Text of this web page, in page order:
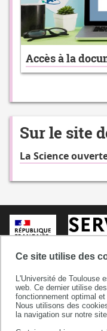
Ce site utilise des
L'Université de Toulouse
web. Ce dernier utilise
fonctionnement optimal
Nous utilisons des
la navigation sur notre
Accès à la
Sur le site
La Science